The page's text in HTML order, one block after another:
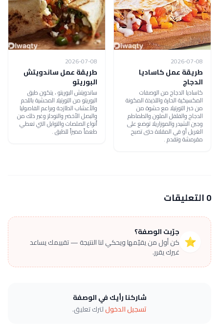
2026-07-08
طريقة عمل كاساديا
الدجاج
كاساديا الدجاج من الوصفات
المكسيكية الحارة واللذيذة المكونة
من خبز التورتيلا مع حشوة من
الدجاج والفلفل الملون والطماطم
وجبن الشيدر والموزاريلا توضع على
الغريل أو في المقلاة حتى تصبح
مقرمشة وتقدم .
2026-07-08
طريقة عمل ساندويتش
البوريتو
ساندويتش البوريتو ، يتكون طبق
البوريتو من التورتيلا المحشية باللحم
والأعشاب الطازجة وبراعم الفاصوليا
والبصل الأخضر والنودلز وغير ذلك من
أنواع الصلصات والتوابل التي تعطي
طعماً مميزاً للطبق .
0 التعليقات
⭐
جرّبت الوصفة؟
كن أول من يقيّمها ويحكي لنا النتيجة — تقييمك يساعد
غيرك يقرر.
شاركنا رأيك في الوصفة
تسجيل الدخوللترك تعليق.